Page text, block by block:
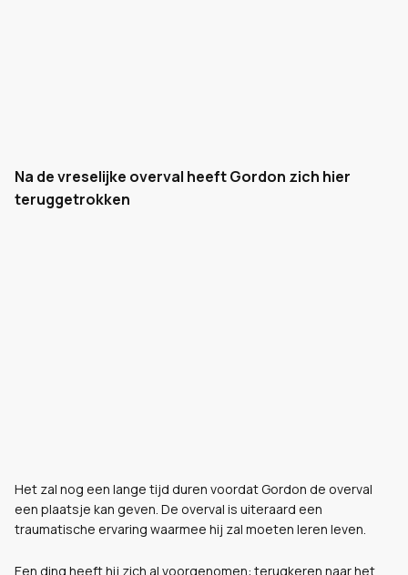
Na de vreselijke overval heeft Gordon zich hier
teruggetrokken
Het zal nog een lange tijd duren voordat Gordon de overval
een plaatsje kan geven. De overval is uiteraard een
traumatische ervaring waarmee hij zal moeten leren leven.
Een ding heeft hij zich al voorgenomen: terugkeren naar het